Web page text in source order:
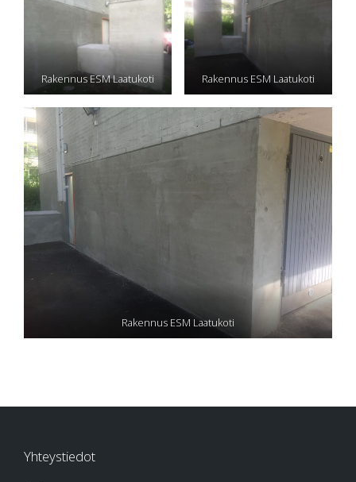
Rakennus ESM Laatukoti Rakennus ESM Laatukoti
Rakennus ESM Laatukoti
Yhteystiedot